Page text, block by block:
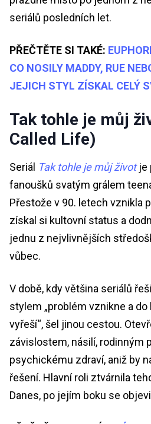
seriálů posledních let.
PŘEČTĚTE SI TAKÉ:
CO NOSILY MADDY, RUE
JEJICH STYL ZÍSKAL CELÝ
Tak tohle je můj
Called Life)
Seriál Tak tohle je můj životje
fanoušků svatým grálem
Přestože v 90. letech vznikla
získal si kultovní status a
jednu z nejvlivnějších
vůbec.
V době, kdy většina seriálů
stylem „problém vznikne a
vyřeší“, šel jinou cestou.
závislostem, násilí, rodinným
psychickému zdraví, aniž by
řešení. Hlavní roli ztvárnila
Danes, po jejím boku se